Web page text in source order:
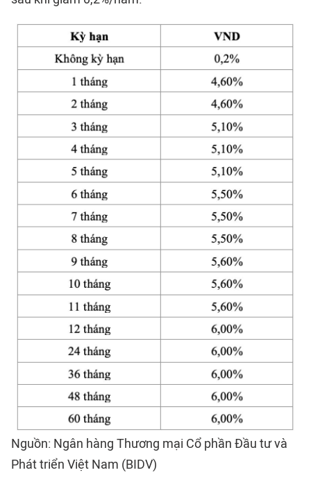
Nguồn: Ngân hàng Thương mại Cổ phần Đầu tư và
Phát triển Việt Nam (BIDV)